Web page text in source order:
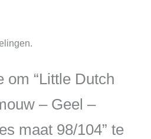
om “Little Dutch
– Geel –
maat 98/104” te